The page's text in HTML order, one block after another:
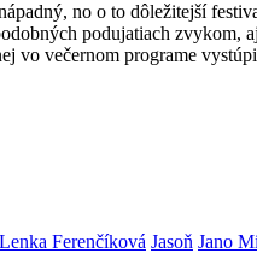
no o to dôležitejší
podujatiach
vo večernom programe
Lenka Ferenčíková Jasoň Jano